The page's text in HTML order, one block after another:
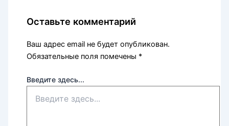
Оставьте комментарий
Ваш адрес email не будет опубликован.
Обязательные поля помечены *
Введите здесь...